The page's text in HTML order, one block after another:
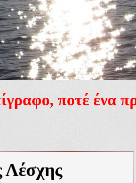
ποτέ ένα
Λέσχης